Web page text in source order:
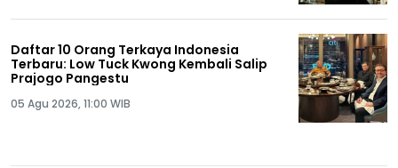
Daftar 10 Orang Terkaya Indonesia
Terbaru: Low Tuck Kwong Kembali Salip
Prajogo Pangestu
05 Agu 2026, 11:00 WIB